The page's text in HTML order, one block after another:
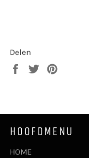
Delen
Delen
Twitteren
HOOFDMENU
HOME